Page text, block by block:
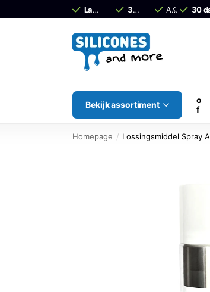
Laagste Prijs Garantie – Siliconen
30 dagen Advies van echte 30
Bekijk assortiment
o
f
Homepage Lossingsmiddel Spray